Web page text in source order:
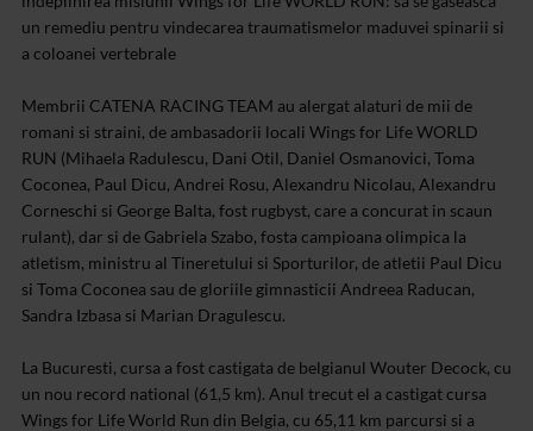
un remediu pentru vindecarea traumatismelor maduvei spinarii si
a coloanei vertebrale
Membrii CATENA RACING TEAM au alergat alaturi de mii de
romani si straini, de ambasadorii locali Wings for Life WORLD
RUN (Mihaela Radulescu, Dani Otil, Daniel Osmanovici, Toma
Coconea, Paul Dicu, Andrei Rosu, Alexandru Nicolau, Alexandru
Corneschi si George Balta, fost rugbyst, care a concurat in scaun
rulant), dar si de Gabriela Szabo, fosta campioana olimpica la
atletism, ministru al Tineretului si Sporturilor, de atletii Paul Dicu
si Toma Coconea sau de gloriile gimnasticii Andreea Raducan,
Sandra Izbasa si Marian Dragulescu.
La Bucuresti, cursa a fost castigata de belgianul Wouter Decock, cu
un nou record national (61,5 km). Anul trecut el a castigat cursa
Wings for Life World Run din Belgia, cu 65,11 km parcursi si a